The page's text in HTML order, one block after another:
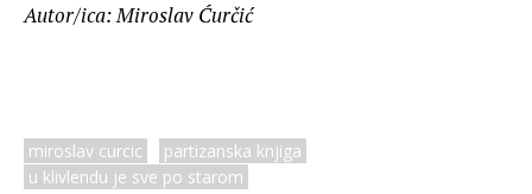
Autor/ica: Miroslav Ćurčić
miroslav curcic
partizanska knjiga
u klivlendu je sve po starom